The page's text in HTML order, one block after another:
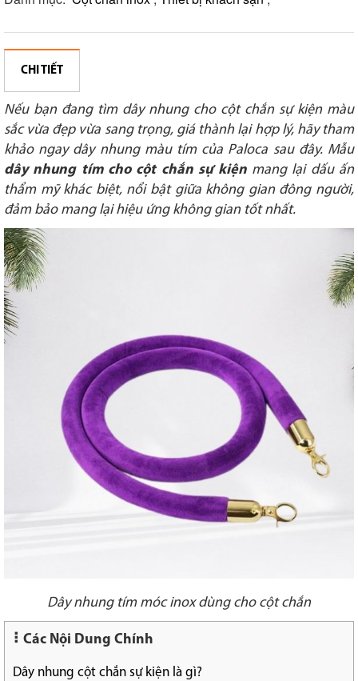
CHI TIẾT
Nếu bạn đang tìm dây nhung cho cột chắn sự kiện màu
sắc vừa đẹp vừa sang trọng, giá thành lại hợp lý, hãy tham
khảo ngay dây nhung màu tím của Paloca sau đây. Mẫu
dây nhung tím cho cột chắn sự kiệnmang lại dấu ấn
thẩm mỹ khác biệt, nổi bật giữa không gian đông người,
đảm bảo mang lại hiệu ứng không gian tốt nhất.
Dây nhung tím móc inox dùng cho cột chắn
Các Nội Dung Chính
Dây nhung cột chắn sự kiện là gì?